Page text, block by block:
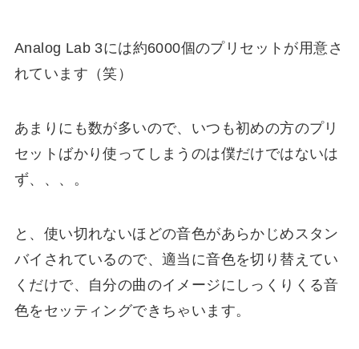
Analog Lab 3には約6000個のプリセットが用意さ
れています（笑）
あまりにも数が多いので、いつも初めの方のプリ
セットばかり使ってしまうのは僕だけではないは
ず、、、。
と、使い切れないほどの音色があらかじめスタン
バイされているので、適当に音色を切り替えてい
くだけで、自分の曲のイメージにしっくりくる音
色をセッティングできちゃいます。